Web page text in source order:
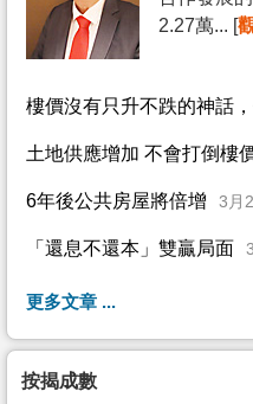
2.27萬... [
樓價沒有只升不跌的神話
土地供應增加 不會打倒樓
6年後公共房屋將倍增 3月
「還息不還本」雙贏局面
更多文章 ...
按揭成數